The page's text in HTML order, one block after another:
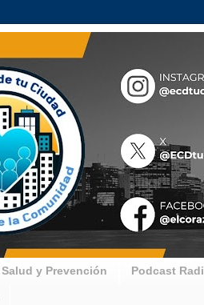
Salud y Prevención Podcast